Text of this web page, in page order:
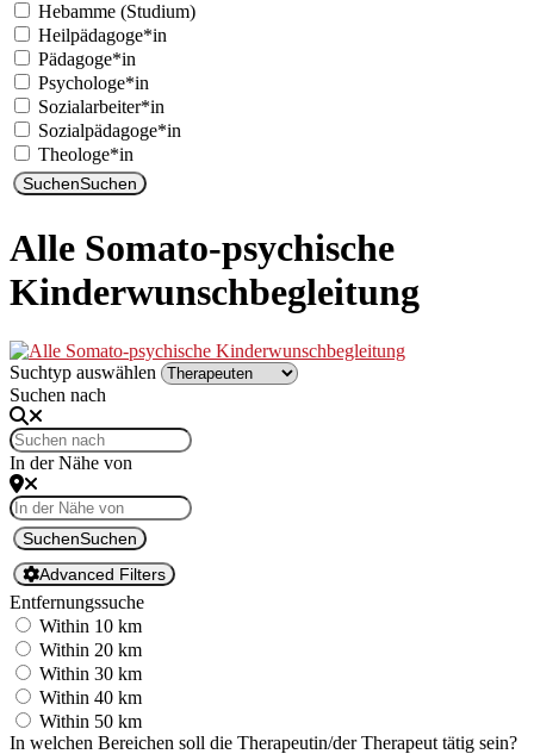
Hebamme (Studium)
Heilpädagoge*in
Pädagoge*in
Psychologe*in
Sozialarbeiter*in
Sozialpädagoge*in
Theologe*in
SuchenSuchen
Alle Somato-psychische
Kinderwunschbegleitung
Suchtyp auswählen
Suchen nach
In der Nähe von
SuchenSuchen
Advanced Filters
Ent­fer­nungssuche
With­in 10 km
With­in 20 km
With­in 30 km
With­in 40 km
With­in 50 km
In welchen Bere­ichen soll die Therapeutin/der Ther­a­peut tätig sein?